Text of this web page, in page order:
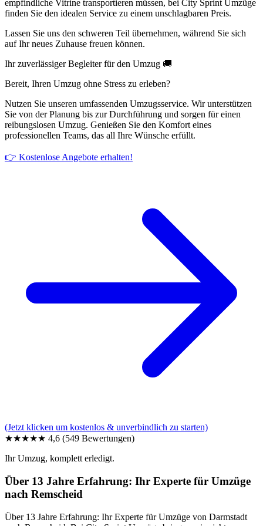
empfindliche Vitrine transportieren müssen, bei City Sprint Umzüge
finden Sie den idealen Service zu einem unschlagbaren Preis.
Lassen Sie uns den schweren Teil übernehmen, während Sie sich
auf Ihr neues Zuhause freuen können.
Ihr zuverlässiger Begleiter für den Umzug 🚚
Bereit, Ihren Umzug ohne Stress zu erleben?
Nutzen Sie unseren umfassenden Umzugsservice. Wir unterstützen
Sie von der Planung bis zur Durchführung und sorgen für einen
reibungslosen Umzug. Genießen Sie den Komfort eines
professionellen Teams, das all Ihre Wünsche erfüllt.
👉 Kostenlose Angebote erhalten!
(Jetzt klicken um kostenlos & unverbindlich zu starten)
★★★★★ 4,6 (549 Bewertungen)
Ihr Umzug, komplett erledigt.
Über 13 Jahre Erfahrung: Ihr Experte für Umzüge
nach Remscheid
Über 13 Jahre Erfahrung: Ihr Experte für Umzüge von Darmstadt